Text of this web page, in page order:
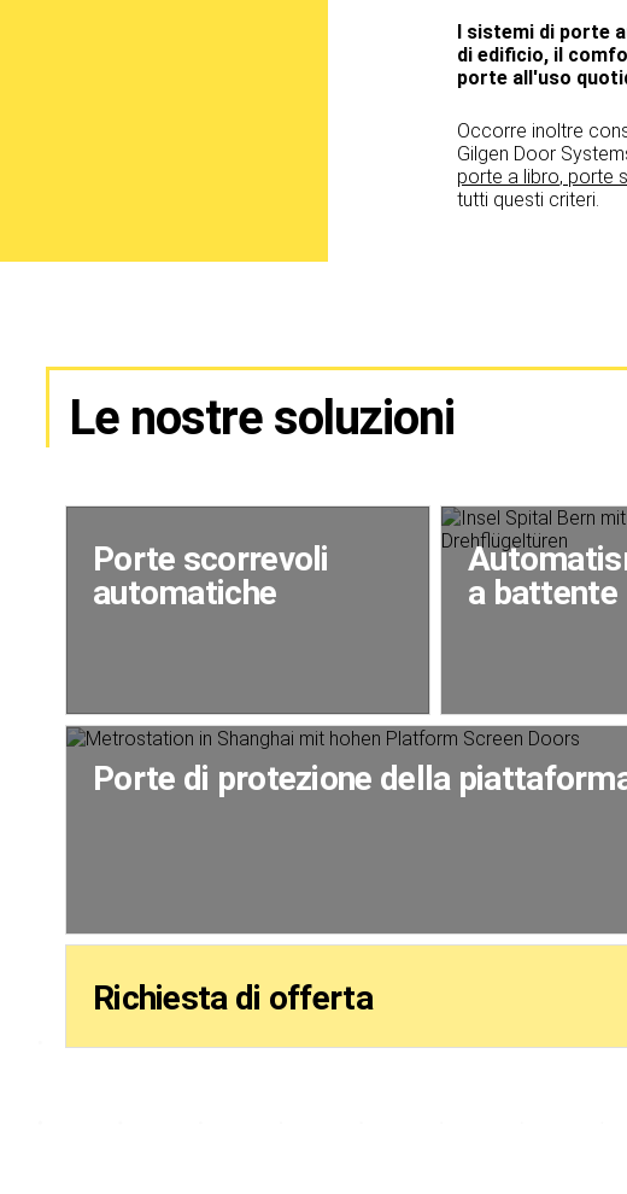
I sistemi di porte
di edificio, il
porte all'uso
Occorre inoltre
Gilgen Door
porte a libro, porte
tutti questi criteri.
Le nostre soluzioni
Porte scorrevoli
automatiche
a battente
Porte di protezione della
Richiesta di offerta